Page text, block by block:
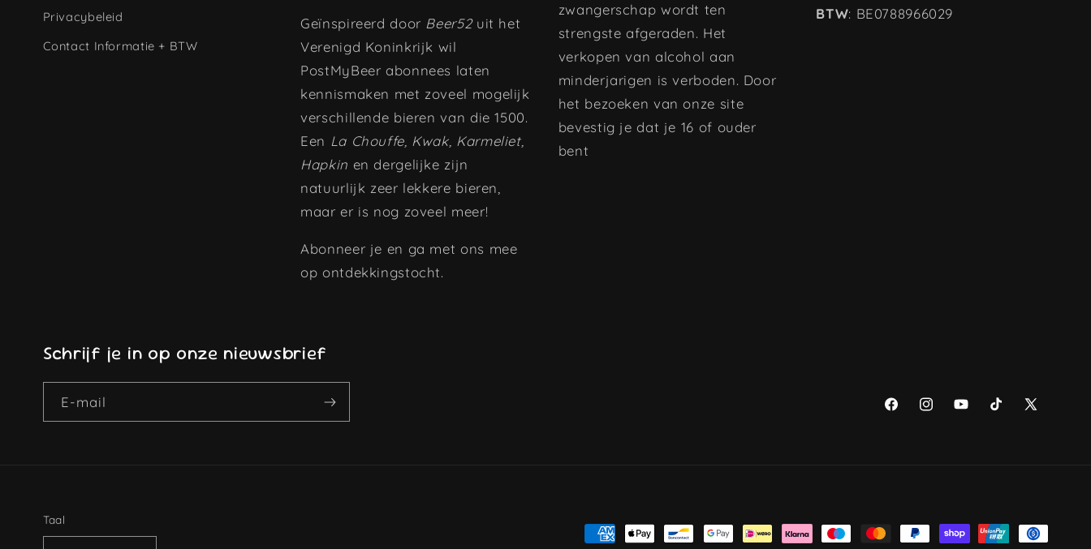
Privacybeleid
Contact Informatie + BTW
Geïnspireerd door Beer52uit het
Verenigd Koninkrijk wil
PostMyBeer abonnees laten
kennismaken met zoveel mogelijk
verschillende bieren van die 1500.
Een La Chouffe, Kwak, Karmeliet,
Hapkin en dergelijke zijn
natuurlijk zeer lekkere bieren,
maar er is nog zoveel meer!
Abonneer je en ga met ons mee
op ontdekkingstocht.
zwangerschap wordt ten
strengste afgeraden. Het
verkopen van alcohol aan
minderjarigen is verboden. Door
het bezoeken van onze site
bevestig je dat je 16 of ouder
bent
BTW: BE0788966029
Schrijf je in op onze nieuwsbrief
E‑mail
FacebookInstagramYouTubeTikTokX
Taal
Betaalmethoden